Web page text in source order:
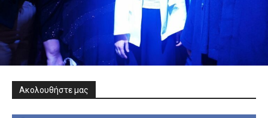
Ακολουθήστε μας